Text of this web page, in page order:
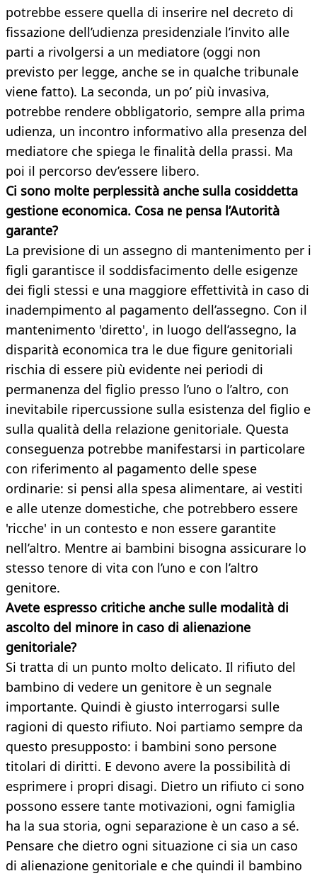
potrebbe essere quella di inserire nel decreto di
fissazione dell’udienza presidenziale l’invito alle
parti a rivolgersi a un mediatore (oggi non
previsto per legge, anche se in qualche tribunale
viene fatto). La seconda, un po’ più invasiva,
potrebbe rendere obbligatorio, sempre alla prima
udienza, un incontro informativo alla presenza del
mediatore che spiega le finalità della prassi. Ma
poi il percorso dev’essere libero.
Ci sono molte perplessità anche sulla cosiddetta
gestione economica. Cosa ne pensa l’Autorità
garante?
La previsione di un assegno di mantenimento per i
figli garantisce il soddisfacimento delle esigenze
dei figli stessi e una maggiore effettività in caso di
inadempimento al pagamento dell’assegno. Con il
mantenimento 'diretto', in luogo dell’assegno, la
disparità economica tra le due figure genitoriali
rischia di essere più evidente nei periodi di
permanenza del figlio presso l’uno o l’altro, con
inevitabile ripercussione sulla esistenza del figlio e
sulla qualità della relazione genitoriale. Questa
conseguenza potrebbe manifestarsi in particolare
con riferimento al pagamento delle spese
ordinarie: si pensi alla spesa alimentare, ai vestiti
e alle utenze domestiche, che potrebbero essere
'ricche' in un contesto e non essere garantite
nell’altro. Mentre ai bambini bisogna assicurare lo
stesso tenore di vita con l’uno e con l’altro
genitore.
Avete espresso critiche anche sulle modalità di
ascolto del minore in caso di alienazione
genitoriale?
Si tratta di un punto molto delicato. Il rifiuto del
bambino di vedere un genitore è un segnale
importante. Quindi è giusto interrogarsi sulle
ragioni di questo rifiuto. Noi partiamo sempre da
questo presupposto: i bambini sono persone
titolari di diritti. E devono avere la possibilità di
esprimere i propri disagi. Dietro un rifiuto ci sono
possono essere tante motivazioni, ogni famiglia
ha la sua storia, ogni separazione è un caso a sé.
Pensare che dietro ogni situazione ci sia un caso
di alienazione genitoriale e che quindi il bambino